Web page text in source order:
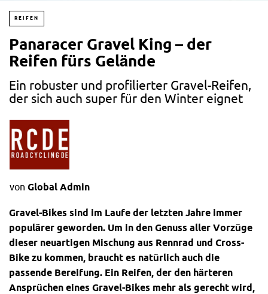
REIFEN
Panaracer Gravel King – der
Reifen fürs Gelände
Ein robuster und profilierter Gravel-Reifen,
der sich auch super für den Winter eignet
von Global Admin
Gravel-Bikes sind im Laufe der letzten Jahre immer
populärer geworden. Um in den Genuss aller Vorzüge
dieser neuartigen Mischung aus Rennrad und Cross-
Bike zu kommen, braucht es natürlich auch die
passende Bereifung. Ein Reifen , der den härteren
Ansprüchen eines Gravel-Bikes mehr als gerecht wird,